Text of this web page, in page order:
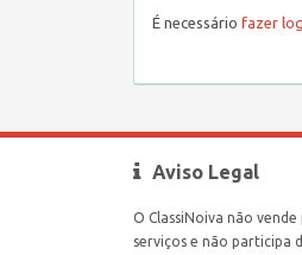
É necessário fazer
Aviso Legal
O ClassiNoiva não
serviços e não participa